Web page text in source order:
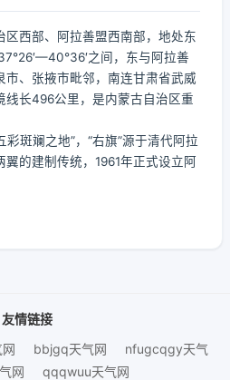
区西部、阿拉善盟西南部，地处东
之间，东与阿拉善
市、张掖市毗邻，南连甘肃省武威
线长496公里，是内蒙古自治区重
彩斑斓之地”，“右旗”源于清代阿拉
的建制传统，1961年正式设立阿
友情链接
bbjgq天气网
nfugcqgy天气
网 qqqwuu天气网